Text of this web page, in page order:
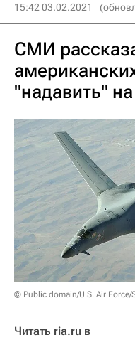
15:42 03.02.2021
СМИ
"надавить"
© Public domain/U.S. Air Force/
Читать ria.ru в